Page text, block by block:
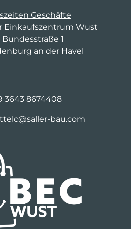
Geschäfte
Einkaufszentrum Wust
1
an der Havel
3643 8674408
bau.com